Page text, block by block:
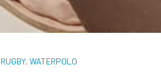
RUGBY, WATERPOLO